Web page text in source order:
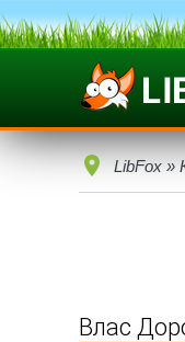
LibFox »
Влас